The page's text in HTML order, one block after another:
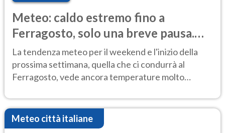
Meteo: caldo estremo fino a
Ferragosto, solo una breve pausa.
Ecco dove
La tendenza meteo per il weekend e l'inizio della
prossima settimana, quella che ci condurrà al
Ferragosto, vede ancora temperature molto
Meteo città italiane